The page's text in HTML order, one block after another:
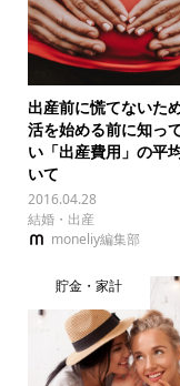
出産前に慌てないた
活を始める前に知っ
い「出産費用」の平
いて
2016.04.28
結婚・出産
moneliy編集部
貯金・家計